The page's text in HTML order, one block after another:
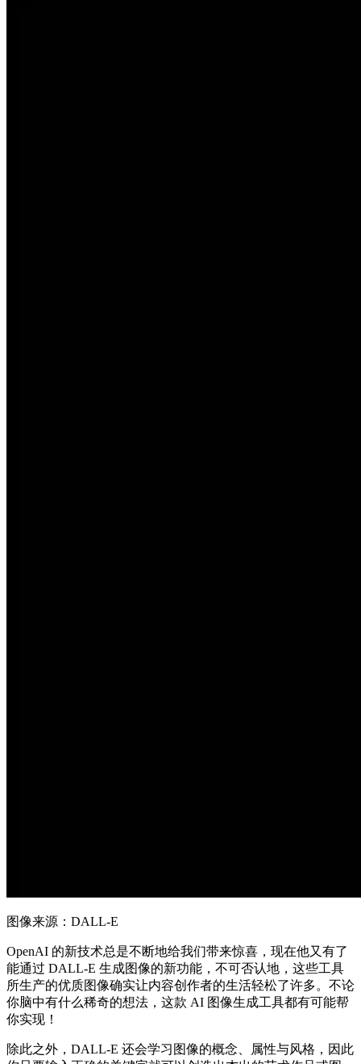
图像来源：DALL-E
OpenAI 的新技术总是不断地给我们带来惊喜，现在他又有了
能通过 DALL-E 生成图像的新功能，不可否认地，这些工具
所生产的优质图像确实让内容创作者的生活轻松了许多。不论
你脑中有什么稀奇的想法，这款 AI 图像生成工具都有可能帮
你实现！
除此之外，DALL-E 还会学习图像的概念、属性与风格，因此